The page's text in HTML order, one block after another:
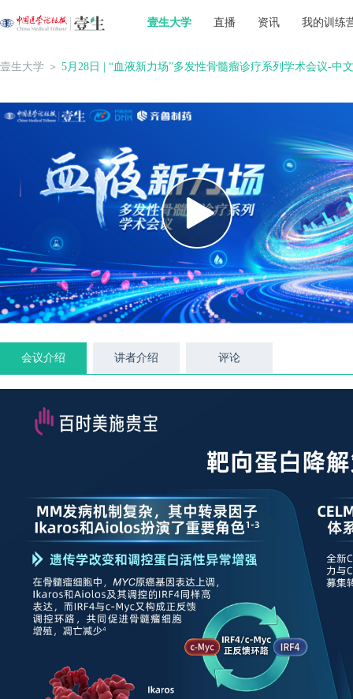
壹生大学 直播 资讯 我的训练
壹生大学 ＞ 5月28日 | “血液新力场”多发性骨髓瘤诊疗系列学术会议-中文
会议介绍 讲者介绍 评论